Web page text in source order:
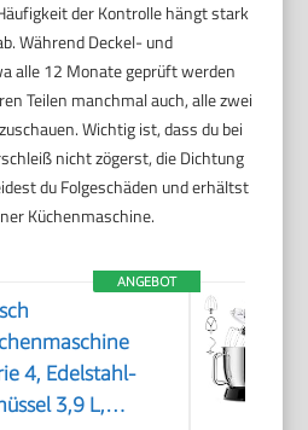
der Kontrolle hängt stark
Während Deckel- und
alle 12 Monate geprüft werden
Teilen manchmal auch, alle zwei
Wichtig ist, dass du bei
nicht zögerst, die Dichtung
du Folgeschäden und erhältst
Küchenmaschine.
ANGEBOT
4, Edelstahl-
3,9 L,